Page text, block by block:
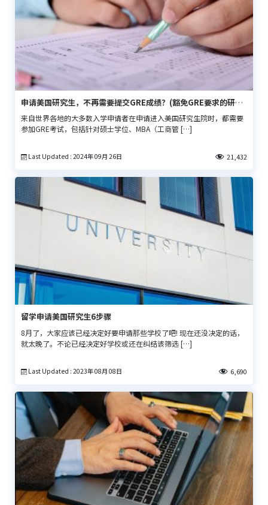
申请美国研究生，不再需要提交GRE成绩？(豁免GRE要求的研究
生院名单)
来自世界各地的大多数入学申请者在申请进入美国研究生院时，都需要
参加GRE考试，包括针对硕士学位、MBA（工商管 […]
Last Updated : 2024年 09月 26日 21,432
留学申请美国研究生6步骤
8月了，大家应该已经决定好要申请那些学校了吧! 现在还没决定的话，
就太晚了。不论已经决定好学校或还在纠结该筛选 […]
Last Updated : 2023年 08月 08日 6,690